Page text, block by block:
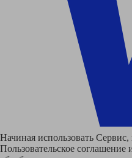
Начиная использовать
Пользовательское соглашение